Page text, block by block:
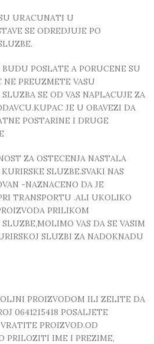
URACUNATI U
SE ODREDJUJE PO
POSLATE A PORUCENE SU
PREUZMETE VASU
SE OD VAS NAPLACUJE ZA
JE U OBAVEZI DA
POSTARINE I DRUGE
ZA OSTECENJA NASTALA
SLUZBE.SVAKI NAS
-NAZNACENO DA JE
TRANSPORTU .ALI UKOLIKO
PRILIKOM
VAS DA SE VASIM
SLUZBI ZA NADOKNADU
PROIZVODOM ILI ZELITE DA
0641215418 POSALJETE
PROIZVOD.OD
PRILOZITI IME I PREZIME,